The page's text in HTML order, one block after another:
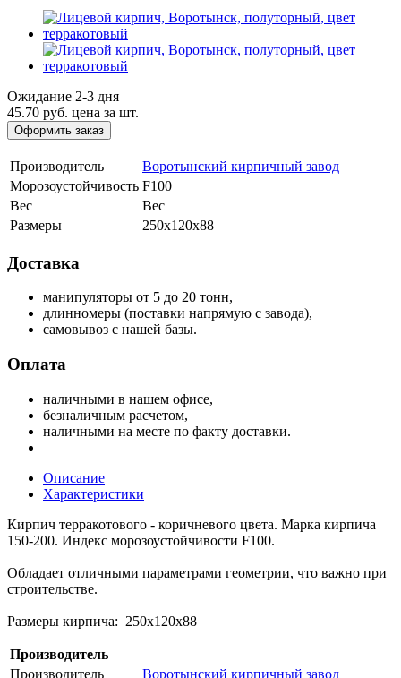
Ожидание 2-3 дня
45.70 руб. цена за шт.
Оформить заказ
Производитель
Воротынский кирпичный завод
Морозоустойчивость F100
Вес
Вес
Размеры
250х120х88
Доставка
манипуляторы от 5 до 20 тонн,
длинномеры (поставки напрямую с завода),
самовывоз с нашей базы.
Оплата
наличными в нашем офисе,
безналичным расчетом,
наличными на месте по факту доставки.
Описание
Характеристики
Кирпич терракотового - коричневого цвета. Марка кирпича
150-200. Индекс морозоустойчивости F100.
Обладает отличными параметрами геометрии, что важно при
строительстве.
Размеры кирпича: 250х120х88
Производитель
Производитель
Воротынский кирпичный завод